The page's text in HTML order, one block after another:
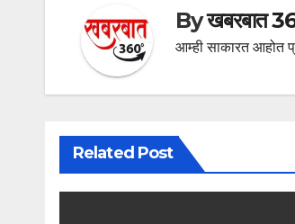
Byखबरबात
आम्ही साकारत आहोत
Related Post